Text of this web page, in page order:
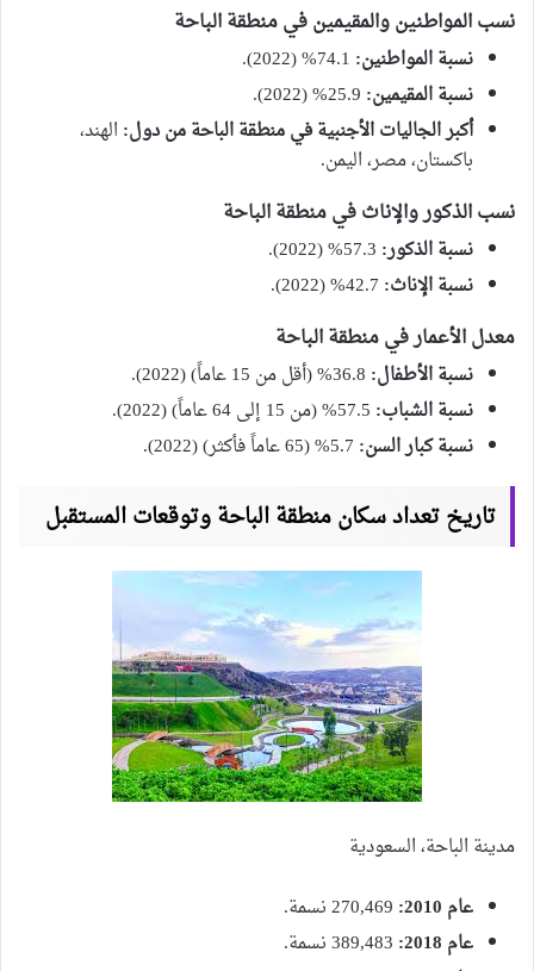
نسب المواطنين والمقيمين في منطقة الباحة
نسبة المواطنين:
نسبة المقيمين:
أكبر الجاليات الأجنبية في منطقة الباحة من دول: الهند،
باكستان، مصر، اليمن.
نسب الذكور والإناث في منطقة الباحة
نسبة الذكور:
نسبة الإناث:
معدل الأعمار في منطقة الباحة
نسبة الأطفال:
نسبة الشباب:
نسبة كبار السن:
تاريخ تعداد سكان منطقة الباحة وتوقعات المستقبل
مدينة الباحة، السعودية
عام 2010:
عام 2018: